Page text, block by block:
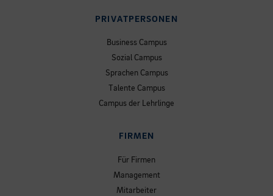
PRIVATPERSONEN
Business Campus
Sozial Campus
Sprachen Campus
Talente Campus
Campus der Lehrlinge
FIRMEN
Für Firmen
Management
Mitarbeiter